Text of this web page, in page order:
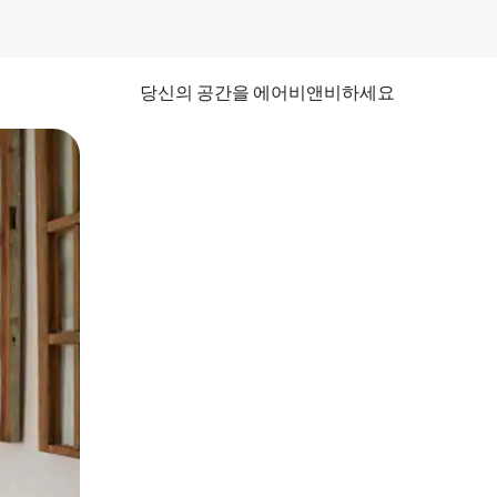
당신의 공간을 에어비앤비하세요